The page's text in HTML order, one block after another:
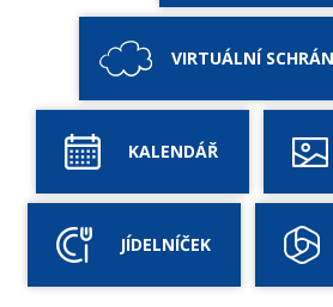
VIRTUÁLNÍ
KALENDÁŘ
JÍDELNÍČEK